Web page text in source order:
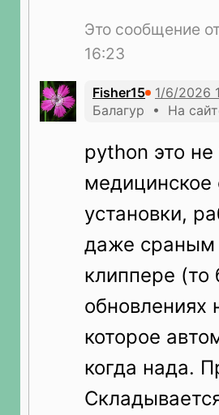
Это сообщение
16:23
Fisher15
Балагур • На
python это
медицинское
установки,
даже сраным
клиппере (то
обновлениях
которое
когда нада.